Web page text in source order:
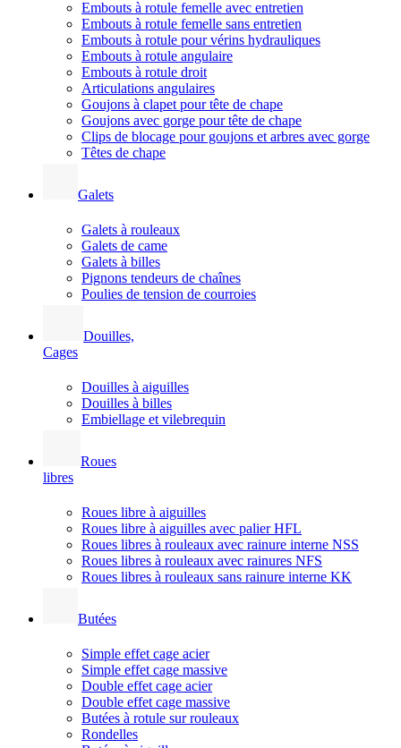
Embouts à rotule femelle avec entretien
Embouts à rotule femelle sans entretien
Embouts à rotule pour vérins hydrauliques
Embouts à rotule angulaire
Embouts à rotule droit
Articulations angulaires
Goujons à clapet pour tête de chape
Goujons avec gorge pour tête de chape
Clips de blocage pour goujons et arbres avec gorge
Têtes de chape
Galets
Galets à rouleaux
Galets de came
Galets à billes
Pignons tendeurs de chaînes
Poulies de tension de courroies
Douilles,
Cages
Douilles à aiguilles
Douilles à billes
Embiellage et vilebrequin
Roues
libres
Roues libre à aiguilles
Roues libre à aiguilles avec palier HFL
Roues libres à rouleaux avec rainure interne NSS
Roues libres à rouleaux avec rainures NFS
Roues libres à rouleaux sans rainure interne KK
Butées
Simple effet cage acier
Simple effet cage massive
Double effet cage acier
Double effet cage massive
Butées à rotule sur rouleaux
Rondelles